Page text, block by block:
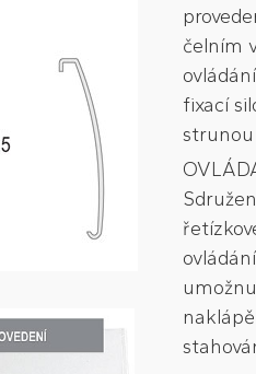
čelním
fixací
strunou
ovládání